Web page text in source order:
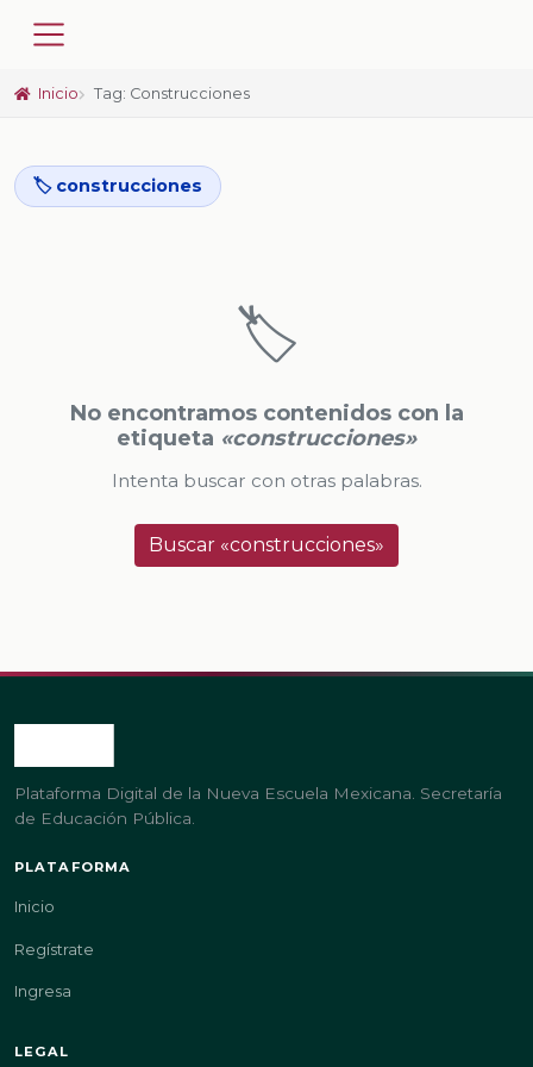
Inicio Tag: Construcciones
🏷️ construcciones
🏷️
No encontramos contenidos con la
etiqueta «construcciones»
Intenta buscar con otras palabras.
Buscar «construcciones»
Plataforma Digital de la Nueva Escuela Mexicana. Secretaría
de Educación Pública.
PLATAFORMA
Inicio
Regístrate
Ingresa
LEGAL